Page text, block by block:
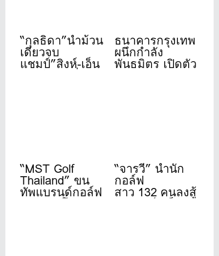
“กุลธิดา”นำม้วน
เดียวจบ
แชมป์”สิงห์-เอ็น
เอสดีเอฟ”ที่เดอะ
ธนาคารกรุงเทพ
ผนึกกำลัง
พันธมิตร เปิดตัว
“MST Golf
Thailand” ขน
ทัพแบรนด์กอล์ฟ
ดังระดับโลก
“จารวี” นำนัก
กอล์ฟ
สาว 132 คนลงสู้
ศึก”สิงห์- เอ็นเอ